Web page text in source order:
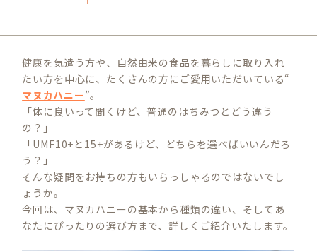
健康を気遣う方や、自然由来の食品を暮らしに取り入れ
たい方を中心に、たくさんの方にご愛用いただいている“
マヌカハニー”。
「体に良いって聞くけど、普通のはちみつとどう違う
の？」
「UMF10+と15+があるけど、どちらを選べばいいんだろ
う？」
そんな疑問をお持ちの方もいらっしゃるのではないでし
ょうか。
今回は、マヌカハニーの基本から種類の違い、そしてあ
なたにぴったりの選び方まで、詳しくご紹介いたします。